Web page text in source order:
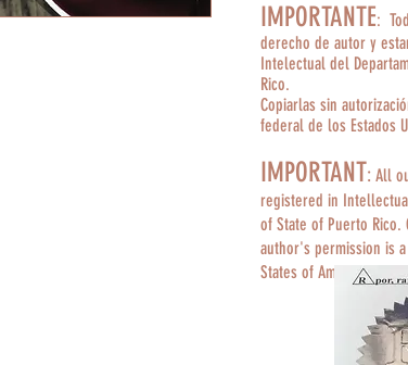
IMPORTANTE:
derecho de autor y
Intelectual del
Rico.
Copiarlas sin
federal de los Estados
IMPORTANT: All
registered in
of State of Puerto Rico.
author's permission is
States of America.